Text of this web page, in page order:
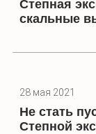
Степная
скальные
28 мая 2021
Не стать
Степной